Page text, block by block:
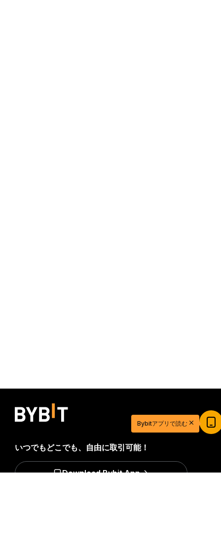
いつでもどこでも、自由に取引可能！
Download Bybit App
20ドル相当の特典ゲットで取引を始めよう
新規登録＆取引で20ドル相当の獲得チャンス！
今すぐ登録
Bybitアプリで読む